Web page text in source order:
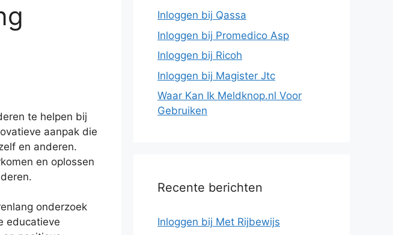
te helpen bij
aanpak die
en anderen.
en oplossen
onderzoek
educatieve
Inloggen bij Qassa
Inloggen bij Promedico Asp
Inloggen bij Ricoh
Inloggen bij Magister Jtc
Waar Kan Ik Meldknop.nl Voor
Gebruiken
Recente berichten
Inloggen bij Met Rijbewijs